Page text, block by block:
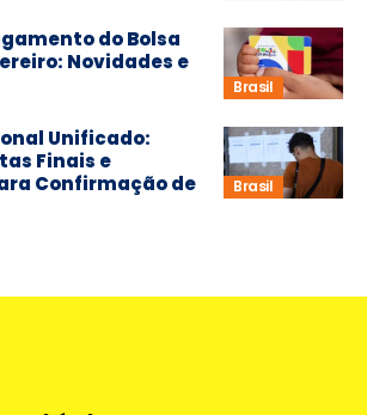
Brasil
do Bolsa
Novidades e
Brasil
Unificado:
Finais e
Confirmação de